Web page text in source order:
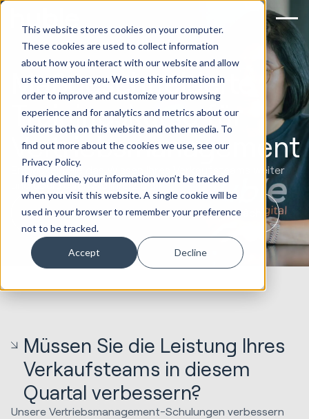
This website stores cookies on your computer.
These cookies are used to collect information
about how you interact with our website and allow
us to remember you. We use this information in
order to improve and customize your browsing
experience and for analytics and metrics about our
visitors both on this website and other media. To
find out more about the cookies we use, see our
Privacy Policy.
If you decline, your information won’t be tracked
when you visit this website. A single cookie will be
used in your browser to remember your preference
not to be tracked.
Accept Decline
Maßgeschneiderte
Trainingskurse für
Vertriebsmanagement
Entwickeln Sie das Wissen Ihres Verkaufsteams weiter
und übertreffen Sie Ihre Ziele.
Buchen Sie ein Strategie-Coaching-Gespräch
Müssen Sie die Leistung Ihres
Verkaufsteams in diesem
Quartal verbessern?
Unsere Vertriebsmanagement-Schulungen verbessern